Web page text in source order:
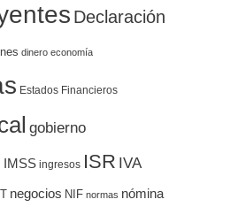
Declaración
dinero economía
Estados Financieros
gobierno
IMSS ingresos ISR IVA
negocios NIF normas nómina